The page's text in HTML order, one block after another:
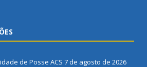
de Posse ACS 7 de agosto de 2026